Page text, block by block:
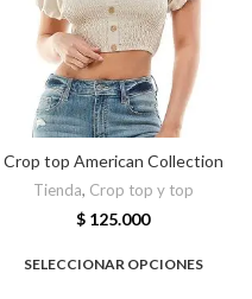
Crop top American Collection
Tienda, Crop top y top
$ 125.000
SELECCIONAR OPCIONES